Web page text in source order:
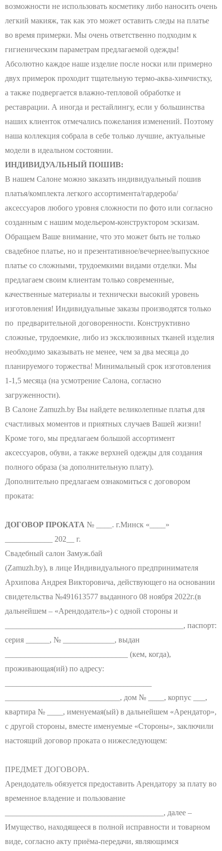
возможности не использовать косметику либо наносить очень
легкий макияж, так как это может оставить следы на платье
во время примерки. Мы очень ответственно подходим к
гигиеническим параметрам предлагаемой одежды!
Абсолютно каждое наше изделие после носки или примерно
двух примерок проходит тщательную термо-аква-химчистку,
а также подвергается влажно-тепловой обработке и
реставрации. А иногда и рестайлингу, если у большинства
наших клиенток отмечались пожелания изменений. Поэтому
наша коллекция собрала в себе только лучшие, актуальные
модели в идеальном состоянии.
ИНДИВИДУАЛЬНЫЙ ПОШИВ:
В нашем Салоне можно заказать индивидуальный пошив
платья/комплекта легкого ассортимента/гардероба/
аксессуаров любого уровня сложности по фото или согласно
созданным с нашим модельером-конструктором эскизам.
Обращаем Ваше внимание, что это может быть не только
свадебное платье, но и презентативное/вечернее/выпускное
платье со сложными, трудоемкими видами отделки. Мы
предлагаем своим клиентам только современные,
качественные материалы и технически высокий уровень
изготовления! Индивидуальные заказы производятся только
по предварительной договоренности. Конструктивно
сложные, трудоемкие, либо из эксклюзивных тканей изделия
необходимо заказывать не менее, чем за два месяца до
планируемого торжества! Минимальный срок изготовления
1-1,5 месяца (на усмотрение Салона, согласно
загруженности).
В Салоне Zamuzh.by Вы найдете великолепные платья для
счастливых моментов и приятных случаев Вашей жизни!
Кроме того, мы предлагаем большой ассортимент
аксессуаров, обуви, а также верхней одежды для создания
полного образа (за дополнительную плату).
Дополнительно предлагаем ознакомиться с договором
проката:
ДОГОВОР ПРОКАТА № ____. г.Минск «____»
____________ 202__ г.
Свадебный салон Замуж.бай
(Zamuzh.by), в лице Индивидуального предпринимателя
Архипова Андрея Викторовича, действующего на основании
свидетельства №491613577 выданного 08 ноября 2022г.(в
дальнейшем – «Арендодатель») с одной стороны и
_____________________________________________, паспорт:
серия ______, № _____________, выдан
_______________________________ (кем, когда),
проживающая(ий) по адресу:
_____________________________, дом № ____, корпус ___,
квартира № ____, именуемая(ый) в дальнейшем «Арендатор»,
с другой стороны, вместе именуемые «Стороны», заключили
настоящий договор проката о нижеследующем:
ПРЕДМЕТ ДОГОВОРА.
Арендодатель обязуется предоставить Арендатору за плату во
временное владение и пользование
________________________________________, далее –
Имущество, находящееся в полной исправности и товарном
виде, согласно акту приёма-передачи, являющимся